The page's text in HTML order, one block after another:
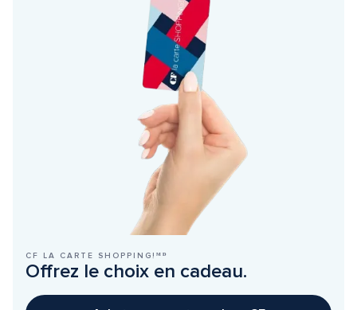
CF LA CARTE SHOPPING!ᴹᴰ
Offrez le choix en cadeau.